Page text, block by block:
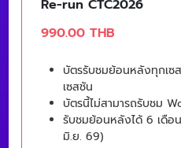
Re-run​ CTC2026
990.00 THB
บัตรรับชมย้อนหลังทุกเซ
เซสชัน
บัตรนี้ไม่สามารถรับชม
รับชมย้อนหลังได้ 6 เดือ
มิ.ย. 69)